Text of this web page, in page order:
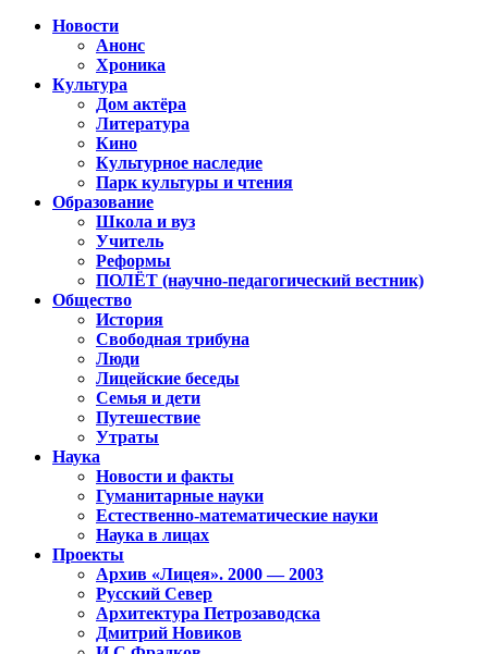
Новости
Анонс
Хроника
Культура
Дом актёра
Литература
Кино
Культурное наследие
Парк культуры и чтения
Образование
Школа и вуз
Учитель
Реформы
ПОЛЁТ (научно-педагогический вестник)
Общество
История
Свободная трибуна
Люди
Лицейские беседы
Семья и дети
Путешествие
Утраты
Наука
Новости и факты
Гуманитарные науки
Естественно-математические науки
Наука в лицах
Проекты
Архив «Лицея». 2000 — 2003
Русский Север
Архитектура Петрозаводска
Дмитрий Новиков